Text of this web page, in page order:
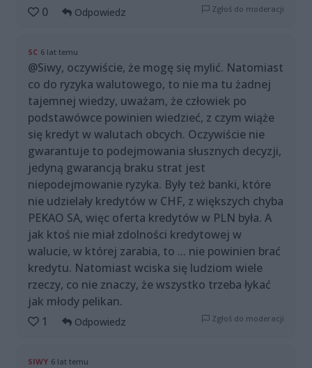
0
Odpowiedz Zgłoś do moderacji
SC 6 lat temu
@Siwy, oczywiście, że mogę się mylić. Natomiast
co do ryzyka walutowego, to nie ma tu żadnej
tajemnej wiedzy, uważam, że człowiek po
podstawówce powinien wiedzieć, z czym wiąże
się kredyt w walutach obcych. Oczywiście nie
gwarantuje to podejmowania słusznych decyzji,
jedyną gwarancją braku strat jest
niepodejmowanie ryzyka. Były też banki, które
nie udzielały kredytów w CHF, z większych chyba
PEKAO SA, więc oferta kredytów w PLN była. A
jak ktoś nie miał zdolności kredytowej w
walucie, w której zarabia, to ... nie powinien brać
kredytu. Natomiast wciska się ludziom wiele
rzeczy, co nie znaczy, że wszystko trzeba łykać
jak młody pelikan.
1
Odpowiedz Zgłoś do moderacji
SIWY 6 lat temu